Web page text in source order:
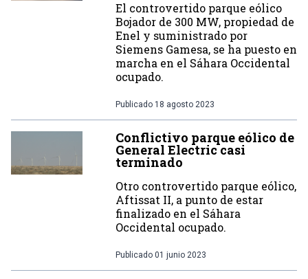
El controvertido parque eólico
Bojador de 300 MW, propiedad de
Enel y suministrado por
Siemens Gamesa, se ha puesto en
marcha en el Sáhara Occidental
ocupado.
Publicado 18 agosto 2023
Conflictivo parque eólico de
General Electric casi
terminado
Otro controvertido parque eólico,
Aftissat II, a punto de estar
finalizado en el Sáhara
Occidental ocupado.
Publicado 01 junio 2023